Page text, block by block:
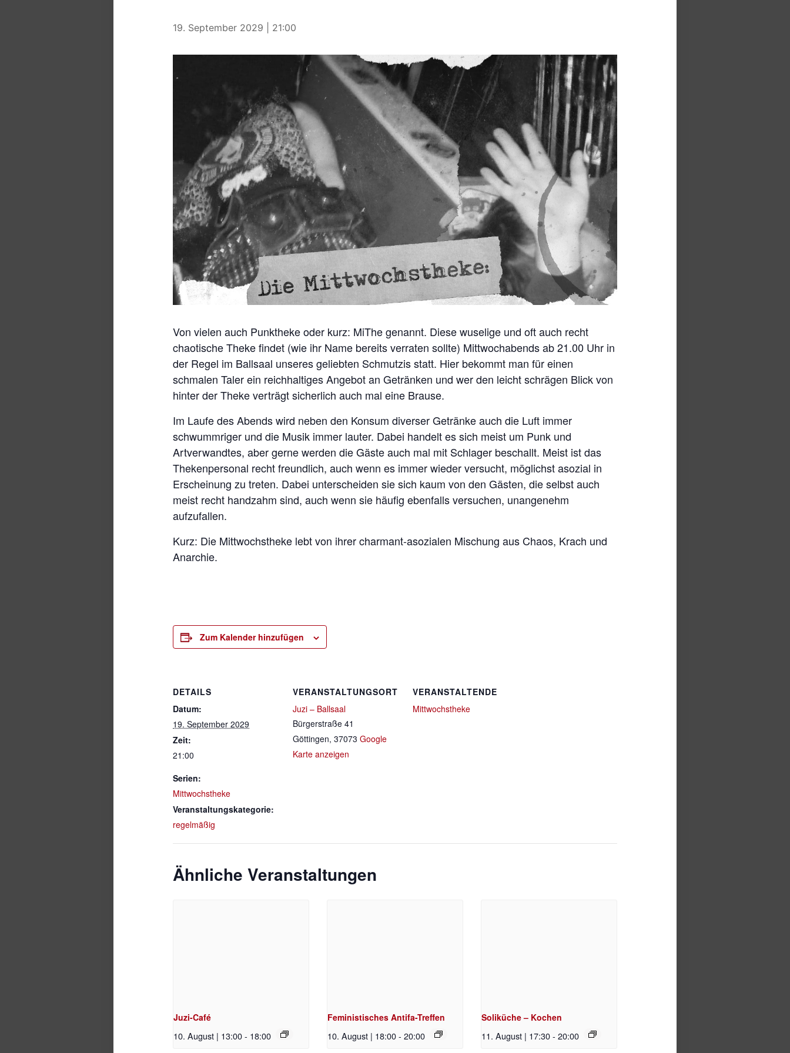
19. September 2029 | 21:00
Von vielen auch Punktheke oder kurz: MiThe genannt. Diese wuselige und oft auch recht
chaotische Theke findet (wie ihr Name bereits verraten sollte) Mittwochabends ab 21.00 Uhr in
der Regel im Ballsaal unseres geliebten Schmutzis statt. Hier bekommt man für einen
schmalen Taler ein reichhaltiges Angebot an Getränken und wer den leicht schrägen Blick von
hinter der Theke verträgt sicherlich auch mal eine Brause.
Im Laufe des Abends wird neben den Konsum diverser Getränke auch die Luft immer
schwummriger und die Musik immer lauter. Dabei handelt es sich meist um Punk und
Artverwandtes, aber gerne werden die Gäste auch mal mit Schlager beschallt. Meist ist das
Thekenpersonal recht freundlich, auch wenn es immer wieder versucht, möglichst asozial in
Erscheinung zu treten. Dabei unterscheiden sie sich kaum von den Gästen, die selbst auch
meist recht handzahm sind, auch wenn sie häufig ebenfalls versuchen, unangenehm
aufzufallen.
Kurz: Die Mittwochstheke lebt von ihrer charmant-asozialen Mischung aus Chaos, Krach und
Anarchie.
Zum Kalender hinzufügen
DETAILS
Datum:
19. September 2029
Zeit:
21:00
Serien:
Mittwochstheke
Veranstaltungskategorie:
regelmäßig
VERANSTALTUNGSORT
Juzi – Ballsaal
Bürgerstraße 41
Göttingen, 37073 Google
Karte anzeigen
VERANSTALTENDE
Mittwochstheke
Ähnliche Veranstaltungen
Juzi-Café
10. August | 13:00- 18:00
Feministisches Antifa-Treffen
10. August | 18:00- 20:00
Soliküche – Kochen
11. August | 17:30- 20:00